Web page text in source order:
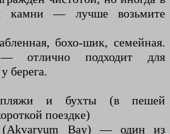
камни — лучше возьмите
бохо-шик, семейная.
отлично подходит для
берега.
и бухты (в пешей
поездке)
(Akvaryum Bay) — один из